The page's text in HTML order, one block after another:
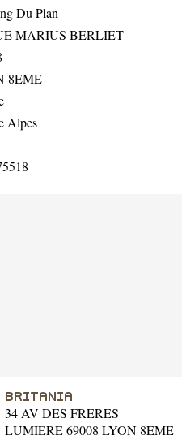
Du Plan
MARIUS BERLIET
8EME
Alpes
BRITANIA
34 AV DES FRERES
LUMIERE 69008 LYON 8EME